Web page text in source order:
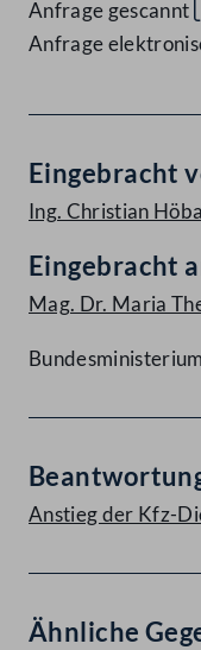
Anfrage gescannt
Anfrage
Eingebracht
Ing. Christian
Eingebracht
Mag. Dr. Maria
Anstieg der Kfz-
Ähnliche